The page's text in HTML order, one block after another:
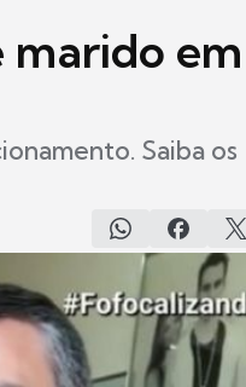
marido em
Saiba os